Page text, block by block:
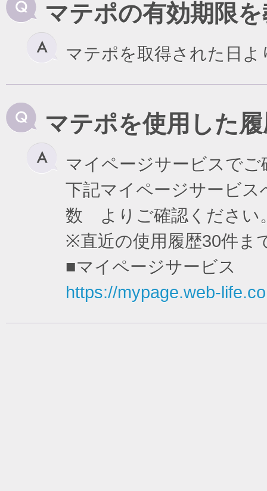
マテポの有効期限
マテポを取得された日
マテポを使用した
マイページサービスで
下記マイページサービ
数 よりご確認ください
※直近の使用履歴30件ま
■マイページサービス
https://mypage.web-